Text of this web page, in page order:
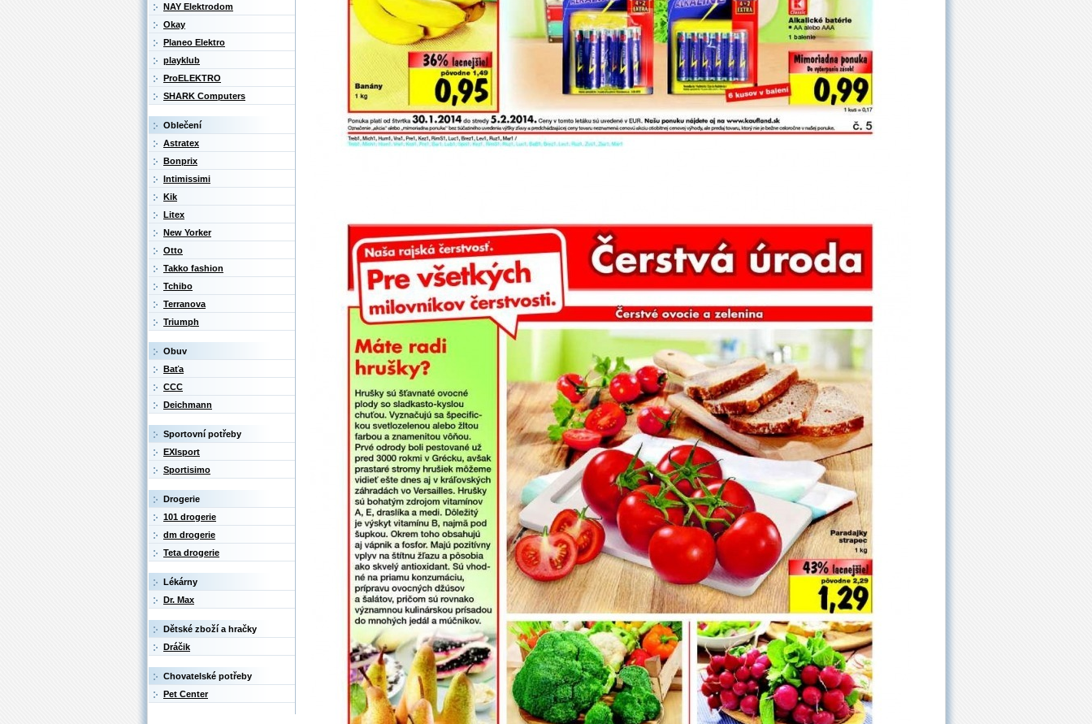
NAY Elektrodom
Okay
Planeo Elektro
playklub
ProELEKTRO
SHARK Computers
Oblečení
Astratex
Bonprix
Intimissimi
Kik
Litex
New Yorker
Otto
Takko fashion
Tchibo
Terranova
Triumph
Obuv
Baťa
CCC
Deichmann
Sportovní potřeby
EXIsport
Sportisimo
Drogerie
101 drogerie
dm drogerie
Teta drogerie
Lékárny
Dr. Max
Dětské zboží a hračky
Dráčik
Chovatelské potřeby
Pet Center